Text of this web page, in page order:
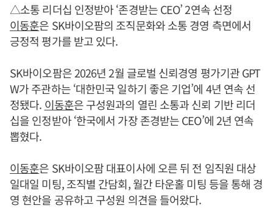
△소통 리더십 인정받아 ‘존경받는 CEO’ 2연속 선정
이동훈은 SK바이오팜의 조직문화와 소통 경영 측면에서
긍정적 평가를 받고 있다.
SK바이오팜은 2026년 2월 글로벌 신뢰경영 평가기관 GPT
W가 주관하는 ‘대한민국 일하기 좋은 기업’에 4년 연속 선
정됐다. 이동훈은 구성원과의 열린 소통과 신뢰 기반 리더
십을 인정받아 ‘한국에서 가장 존경받는 CEO’에 2년 연속
뽑혔다.
이동훈은 SK바이오팜 대표이사에 오른 뒤 전 임직원 대상
일대일 미팅, 조직별 간담회, 월간 타운홀 미팅 등을 통해 경
영 현안을 공유하고 구성원 의견을 들어왔다.